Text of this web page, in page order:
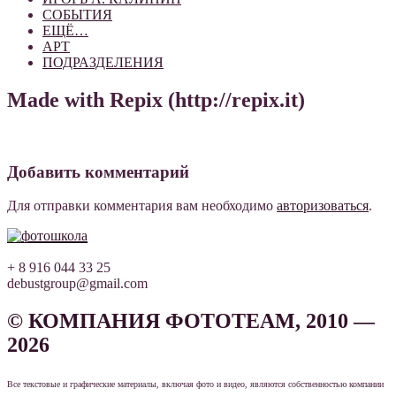
СОБЫТИЯ
ЕЩЁ…
АРТ
ПОДРАЗДЕЛЕНИЯ
Made with Repix (http://repix.it)
Добавить комментарий
Для отправки комментария вам необходимо авторизоваться.
+ 8 916 044 33 25
debustgroup@gmail.com
© КОМПАНИЯ ФОТОТЕАМ, 2010 —
2026
Все текстовые и графические материалы, включая фото и видео, являются собственностью компании